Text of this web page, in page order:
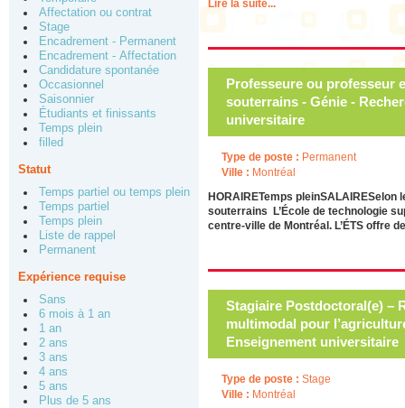
Affectation ou contrat
Stage
Encadrement - Permanent
Encadrement - Affectation
Candidature spontanée
Occasionnel
Saisonnier
Étudiants et finissants
Temps plein
filled
Statut
Temps partiel ou temps plein
Temps partiel
Temps plein
Liste de rappel
Permanent
Expérience requise
Sans
6 mois à 1 an
1 an
2 ans
3 ans
4 ans
5 ans
Plus de 5 ans
Lire la suite...
Professeure ou professeur
souterrains - Génie -
universitaire
Type de poste : Permanent
Ville : Montréal
HORAIRETemps
souterrains L’École de technologie
centre-ville de Montréal. L’ÉTS offre
Stagiaire Postdoctoral(e) –
multimodal pour
Enseignement universitaire
Type de poste : Stage
Ville : Montréal